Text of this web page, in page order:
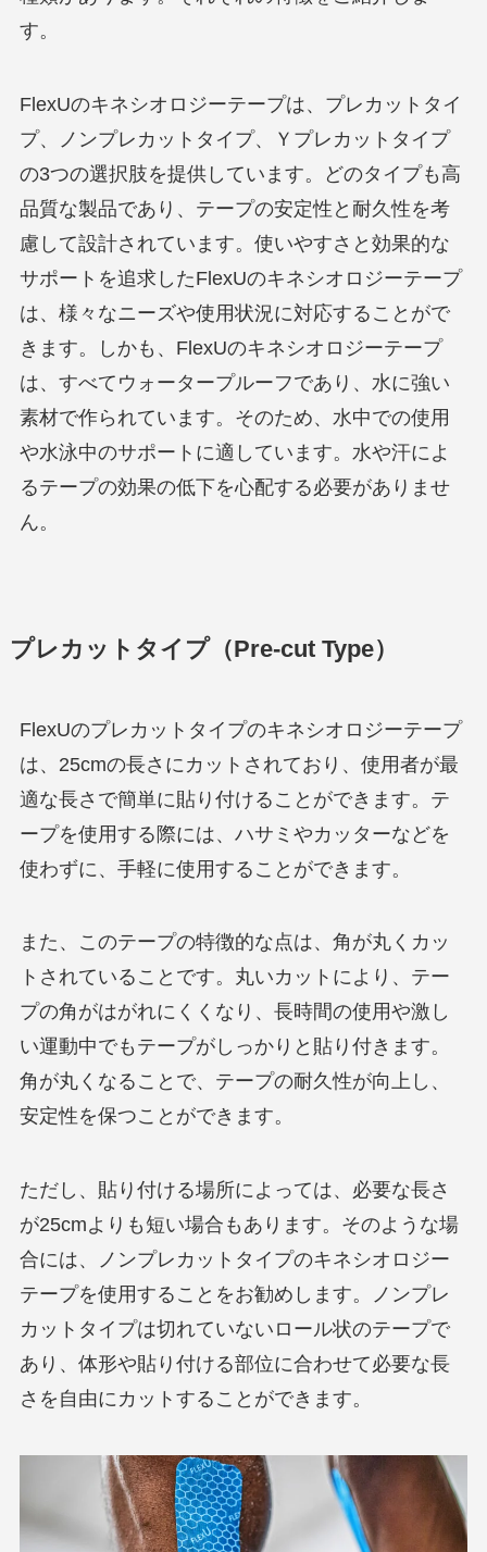
す。
FlexUのキネシオロジーテープは、プレカットタイ
プ、ノンプレカットタイプ、Ｙプレカットタイプ
の3つの選択肢を提供しています。どのタイプも高
品質な製品であり、テープの安定性と耐久性を考
慮して設計されています。使いやすさと効果的な
サポートを追求したFlexUのキネシオロジーテープ
は、様々なニーズや使用状況に対応することがで
きます。しかも、FlexUのキネシオロジーテープ
は、すべてウォータープルーフであり、水に強い
素材で作られています。そのため、水中での使用
や水泳中のサポートに適しています。水や汗によ
るテープの効果の低下を心配する必要がありませ
ん。
プレカットタイプ（Pre-cut Type）
FlexUのプレカットタイプのキネシオロジーテープ
は、25cmの長さにカットされており、使用者が最
適な長さで簡単に貼り付けることができます。テ
ープを使用する際には、ハサミやカッターなどを
使わずに、手軽に使用することができます。
また、このテープの特徴的な点は、角が丸くカッ
トされていることです。丸いカットにより、テー
プの角がはがれにくくなり、長時間の使用や激し
い運動中でもテープがしっかりと貼り付きます。
角が丸くなることで、テープの耐久性が向上し、
安定性を保つことができます。
ただし、貼り付ける場所によっては、必要な長さ
が25cmよりも短い場合もあります。そのような場
合には、ノンプレカットタイプのキネシオロジー
テープを使用することをお勧めします。ノンプレ
カットタイプは切れていないロール状のテープで
あり、体形や貼り付ける部位に合わせて必要な長
さを自由にカットすることができます。